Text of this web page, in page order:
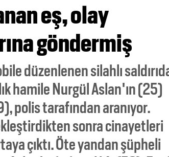
eş, olay
göndermiş
düzenlenen silahlı
hamile Nurgül Aslan'ın (25)
polis tarafından aranıyor.
sonra cinayetleri
çıktı. Öte yandan şüpheli